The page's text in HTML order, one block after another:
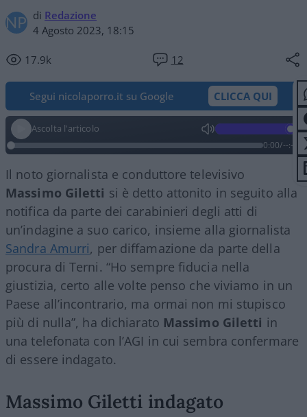
di Redazione
4 Agosto 2023, 18:15
17.9k 12
Segui nicolaporro.it su Google CLICCA QUI
Ascolta l'articolo
0:00/--:--
Il noto giornalista e conduttore televisivo
Massimo Giletti si è detto attonito in seguito alla
notifica da parte dei carabinieri degli atti di
un’indagine a suo carico, insieme alla giornalista
Sandra Amurri, per diffamazione da parte della
procura di Terni. “Ho sempre fiducia nella
giustizia, certo alle volte penso che viviamo in un
Paese all’incontrario, ma ormai non mi stupisco
più di nulla”, ha dichiarato Massimo Giletti in
una telefonata con l’AGI in cui sembra confermare
di essere indagato.
Massimo Giletti indagato